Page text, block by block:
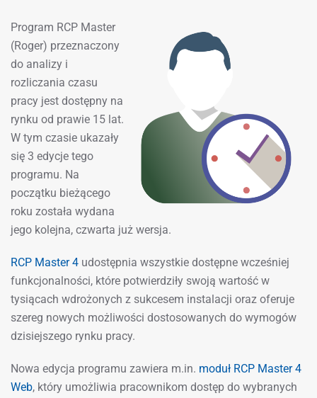
Program RCP Master
(Roger) przeznaczony
do analizy i
rozliczania czasu
pracy jest dostępny na
rynku od prawie 15 lat.
W tym czasie ukazały
się 3 edycje tego
programu. Na
początku bieżącego
roku została wydana
jego kolejna, czwarta już wersja.
RCP Master 4 udostępnia wszystkie dostępne wcześniej
funkcjonalności, które potwierdziły swoją wartość w
tysiącach wdrożonych z sukcesem instalacji oraz oferuje
szereg nowych możliwości dostosowanych do wymogów
dzisiejszego rynku pracy.
Nowa edycja programu zawiera m.in. moduł RCP Master 4
Web, który umożliwia pracownikom dostęp do wybranych